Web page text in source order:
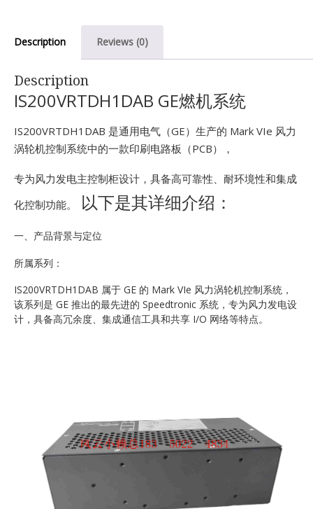
Description Reviews (0)
Description
IS200VRTDH1DAB GE燃机系统
IS200VRTDH1DAB 是通用电气（GE）生产的 Mark VIe 风力
涡轮机控制系统中的一款印刷电路板（PCB），
专为风力发电主控制柜设计，具备高可靠性、耐环境性和集成
化控制功能。
以下是其详细介绍：
一、产品背景与定位
所属系列：
IS200VRTDH1DAB 属于 GE 的 Mark VIe 风力涡轮机控制系统，
该系列是 GE 推出的最先进的 Speedtronic 系统，专为风力发电设
计，具备高冗余度、集成通信工具和共享 I/O 网络等特点。